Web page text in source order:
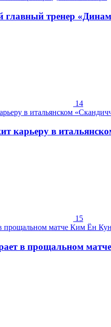
тренер
14
карьеру в
15
в прощальном